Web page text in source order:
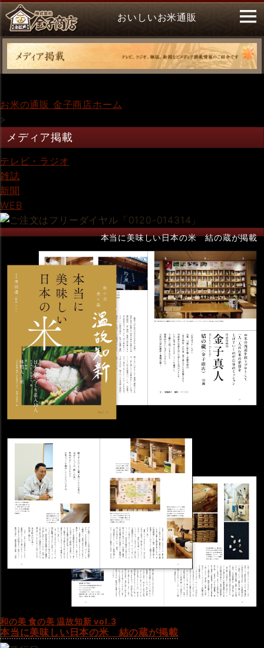
おいしいお米通販
お米の通販 金子商店ホーム
>
メディア掲載
テレビ・ラジオ
雑誌
新聞
WEB
本当に美味しい日本の米 結の蔵が掲載
和の美 食の美 温故知新 vol.3
本当に美味しい日本の米 結の蔵が掲載